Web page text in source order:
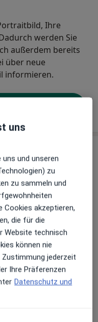
Ihre
werden Sie
außerdem bereits
über neue
informieren.
Schmid Tierarzt
in einer neuen
an diesem
uns
und unseren
zu
zu sammeln und
Cookies akzeptieren,
die für die
Website technisch
können nie
Zustimmung jederzeit
Ihre Präferenzen
Datenschutz und